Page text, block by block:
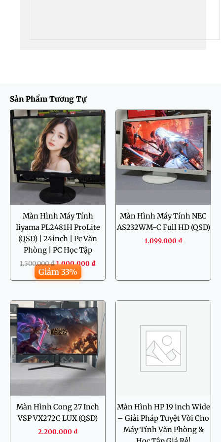
Sản Phẩm Tương Tự
Màn Hình Máy Tính
Iiyama PL2481H ProLite
(QSD) | 24inch | Pc Văn
Phòng | PC Học Tập
1.500.000₫
Giá
gốc
là:
1.500.000 ₫.
1.000.000 ₫
Giảm 33%
Giá
tại
là:
1.000.000 ₫.
Màn Hình Máy Tính NEC
AS232WM-C Full HD (QSD)
1.099.000 ₫
Màn Hình Cong 27 Inch
VSP VX272C LUX (QSD)
2.200.000 ₫
Màn Hình HP 19 inch Wide
– Giải Pháp Tuyệt Vời Cho
Máy Tính Văn Phòng &
800.000 ₫.